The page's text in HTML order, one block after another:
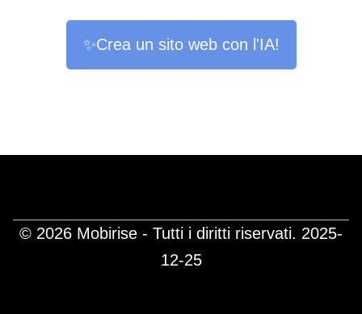
✨Crea un sito web con l'IA!
© 2026 Mobirise - Tutti i diritti riservati. 2025-
12-25